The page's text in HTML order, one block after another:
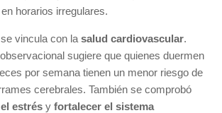
horarios irregulares.
vincula con la salud cardiovascular.
sugiere que quienes duermen
por semana tienen un menor riesgo de
cerebrales. También se comprobó
estrés y fortalecer el sistema